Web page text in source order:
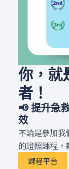
你，就
者！
📢 提升急
效
不論是參加我
的證照課程，
課程平台